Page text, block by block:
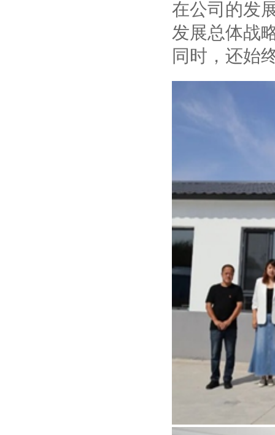
在公司的发
发展总体战
同时，还始